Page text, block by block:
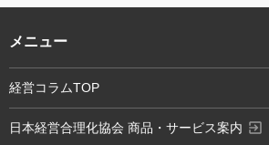
メニュー
経営コラムTOP
日本経営合理化協会 商品・サービス案内 exit_to_app